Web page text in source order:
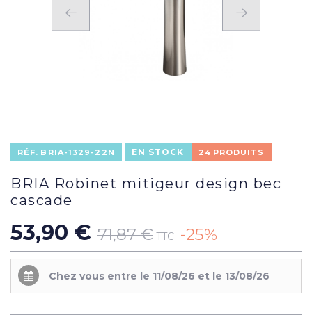
RÉF. BRIA-1329-22N EN STOCK 24 PRODUITS
BRIA Robinet mitigeur design bec
cascade
53,90 € 71,87 € TTC -25%
Chez vous entre le 11/08/26 et le 13/08/26